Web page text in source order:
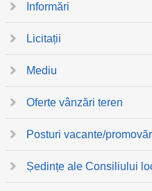
Informări
Licitații
Mediu
Oferte vânzări teren
Posturi vacante/
Ședințe ale Consiliului